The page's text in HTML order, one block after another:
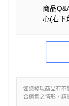
商品
心(右下
如您發現商品有不
合銷售之情形，請